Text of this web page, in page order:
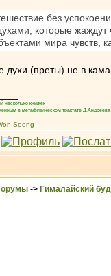
без
которые жаждут
мира чувств,
духи (преты) не в
несколько книжек
в метафизическом трактате
Soeng
-> Гималайский